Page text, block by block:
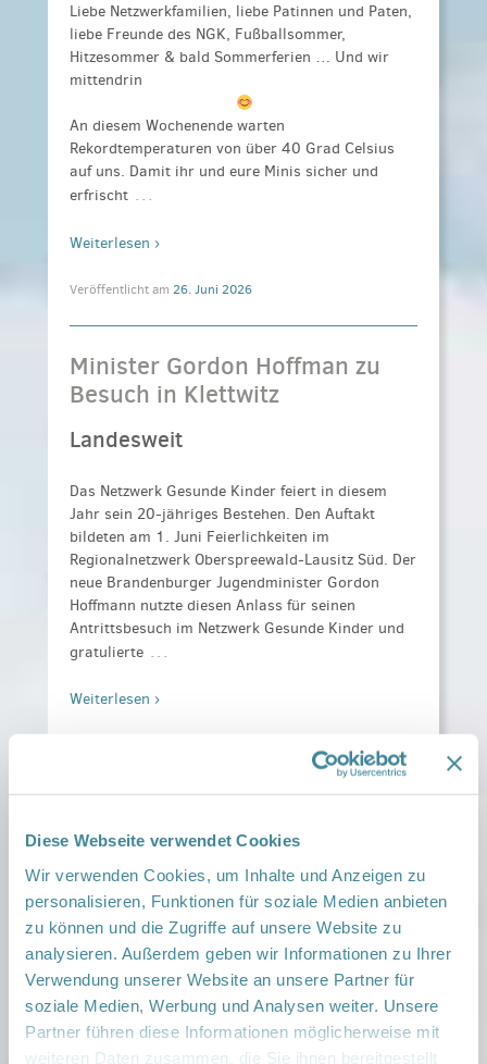
Diese Webseite verwendet Cookies
Wir verwenden Cookies, um Inhalte und Anzeigen zu
personalisieren, Funktionen für soziale Medien anbieten
zu können und die Zugriffe auf unsere Website zu
analysieren. Außerdem geben wir Informationen zu Ihrer
Verwendung unserer Website an unsere Partner für
soziale Medien, Werbung und Analysen weiter. Unsere
Partner führen diese Informationen möglicherweise mit
weiteren Daten zusammen, die Sie ihnen bereitgestellt
Liebe Netzwerkfamilien, liebe Patinnen und Paten,
liebe Freunde des NGK, Fußballsommer,
Hitzesommer & bald Sommerferien … Und wir
mittendrin
An diesem Wochenende warten
Rekordtemperaturen von über 40 Grad Celsius
auf uns. Damit ihr und eure Minis sicher und
erfrischt …
Weiterlesen ›
Veröffentlicht am 26. Juni 2026
Minister Gordon Hoffman zu
Besuch in Klettwitz
Landesweit
Das Netzwerk Gesunde Kinder feiert in diesem
Jahr sein 20-jähriges Bestehen. Den Auftakt
bildeten am 1. Juni Feierlichkeiten im
Regionalnetzwerk Oberspreewald-Lausitz Süd. Der
neue Brandenburger Jugendminister Gordon
Hoffmann nutzte diesen Anlass für seinen
Antrittsbesuch im Netzwerk Gesunde Kinder und
gratulierte …
Weiterlesen ›
brauchen verlässliche
Strukturen
Landesweit
Familien wollen Kinder – doch die Bedingungen
stimmen vielerorts nicht. Lange Wege zur
medizinischen Versorgung, fehlende
Unterstützung nach der Geburt, unflexible